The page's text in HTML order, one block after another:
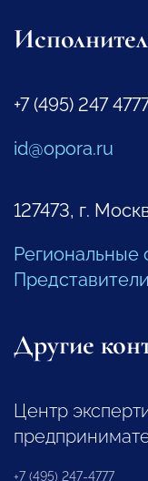
+7 (495) 247
id@opora.ru
127473, г.
Региональные
Другие
Центр
+7 (495) 247-4777